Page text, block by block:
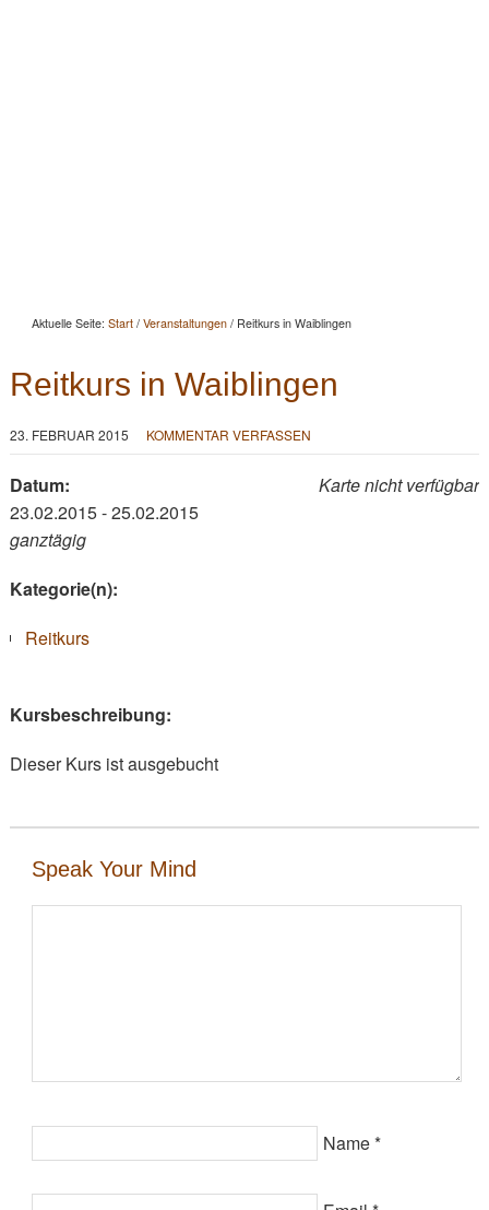
Aktuelle Seite: Start / Veranstaltungen /Reitkurs in Waiblingen
Reitkurs in Waiblingen
23. FEBRUAR 2015 KOMMENTAR VERFASSEN
Karte nicht verfügbar
Datum:
23.02.2015 - 25.02.2015
ganztägig
Kategorie(n):
Reitkurs
Kursbeschreibung:
Dieser Kurs ist ausgebucht
Speak Your Mind
Name*